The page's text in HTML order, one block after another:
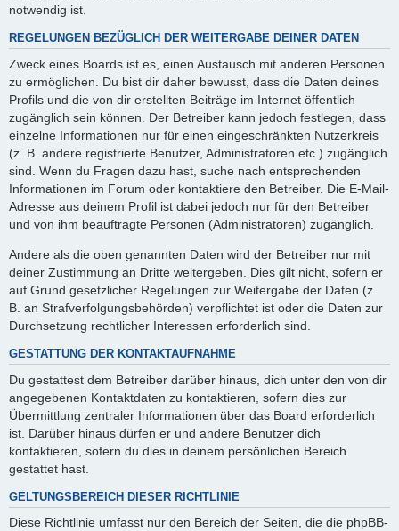
notwendig ist.
REGELUNGEN BEZÜGLICH DER WEITERGABE DEINER DATEN
Zweck eines Boards ist es, einen Austausch mit anderen Personen
zu ermöglichen. Du bist dir daher bewusst, dass die Daten deines
Profils und die von dir erstellten Beiträge im Internet öffentlich
zugänglich sein können. Der Betreiber kann jedoch festlegen, dass
einzelne Informationen nur für einen eingeschränkten Nutzerkreis
(z. B. andere registrierte Benutzer, Administratoren etc.) zugänglich
sind. Wenn du Fragen dazu hast, suche nach entsprechenden
Informationen im Forum oder kontaktiere den Betreiber. Die E-Mail-
Adresse aus deinem Profil ist dabei jedoch nur für den Betreiber
und von ihm beauftragte Personen (Administratoren) zugänglich.
Andere als die oben genannten Daten wird der Betreiber nur mit
deiner Zustimmung an Dritte weitergeben. Dies gilt nicht, sofern er
auf Grund gesetzlicher Regelungen zur Weitergabe der Daten (z.
B. an Strafverfolgungsbehörden) verpflichtet ist oder die Daten zur
Durchsetzung rechtlicher Interessen erforderlich sind.
GESTATTUNG DER KONTAKTAUFNAHME
Du gestattest dem Betreiber darüber hinaus, dich unter den von dir
angegebenen Kontaktdaten zu kontaktieren, sofern dies zur
Übermittlung zentraler Informationen über das Board erforderlich
ist. Darüber hinaus dürfen er und andere Benutzer dich
kontaktieren, sofern du dies in deinem persönlichen Bereich
gestattet hast.
GELTUNGSBEREICH DIESER RICHTLINIE
Diese Richtlinie umfasst nur den Bereich der Seiten, die die phpBB-